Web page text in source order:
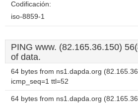
Codificación:
iso-8859-1
PING www. (82.165.36.150)
of data.
64 bytes from ns1.dapda.org
icmp_seq=1 ttl=52
64 bytes from ns1.dapda.org